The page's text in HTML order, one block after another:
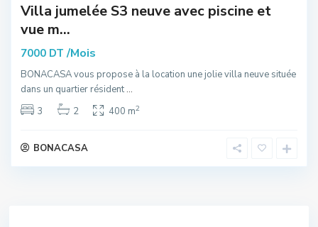
Villa jumelée S3 neuve avec piscine et
vue m...
7000 DT /Mois
BONACASA vous propose à la location une jolie villa neuve située
dans un quartier résident...
3
2 400 m2
BONACASA